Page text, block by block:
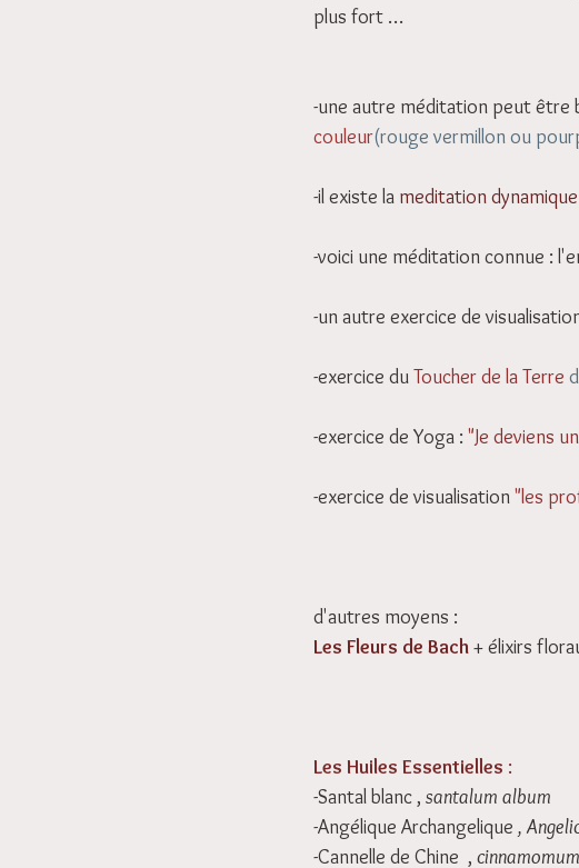
plus fort …
-une autre méditation peut être
couleur(rouge vermillon ou
-il existe la meditation
-voici une méditation connue :
-un autre exercice de
-exercice du Toucher de la Terre
-exercice de Yoga : "Je deviens
-exercice de visualisation"les
d'autres moyens :
Les Fleurs de Bach + élixirs
Les Huiles Essentielles :
-Santal blanc , santalum album
-Angélique Archangelique ,
-Cannelle de Chine  ,